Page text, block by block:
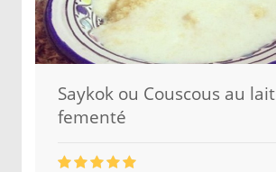
Saykok ou Couscous au lait
fementé